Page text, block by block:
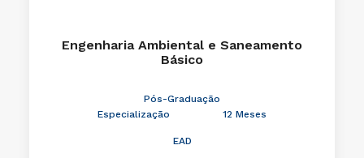
Engenharia Ambiental e Saneamento
Básico
Pós-Graduação
Especialização
12 Meses
EAD